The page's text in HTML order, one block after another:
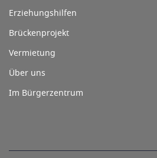
Erziehungshilfen
Brückenprojekt
Vermietung
Über uns
Im Bürgerzentrum